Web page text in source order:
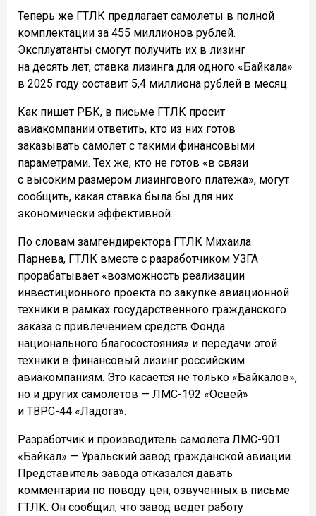
Теперь же ГТЛК предлагает самолеты в полной
комплектации за 455 миллионов рублей.
Эксплуатанты смогут получить их в лизинг
на десять лет, ставка лизинга для одного «Байкала»
в 2025 году составит 5,4 миллиона рублей в месяц.
Как пишет РБК, в письме ГТЛК просит
авиакомпании ответить, кто из них готов
заказывать самолет с такими финансовыми
параметрами. Тех же, кто не готов «в связи
с высоким размером лизингового платежа», могут
сообщить, какая ставка была бы для них
экономически эффективной.
По словам замгендиректора ГТЛК Михаила
Парнева, ГТЛК вместе с разработчиком УЗГА
прорабатывает «возможность реализации
инвестиционного проекта по закупке авиационной
техники в рамках государственного гражданского
заказа с привлечением средств Фонда
национального благосостояния» и передачи этой
техники в финансовый лизинг российским
авиакомпаниям. Это касается не только «Байкалов»,
но и других самолетов — ЛМС-192 «Освей»
и ТВРС-44 «Ладога».
Разработчик и производитель самолета ЛМС-901
«Байкал» — Уральский завод гражданской авиации.
Представитель завода отказался давать
комментарии по поводу цен, озвученных в письме
ГТЛК. Он сообщил, что завод ведет работу